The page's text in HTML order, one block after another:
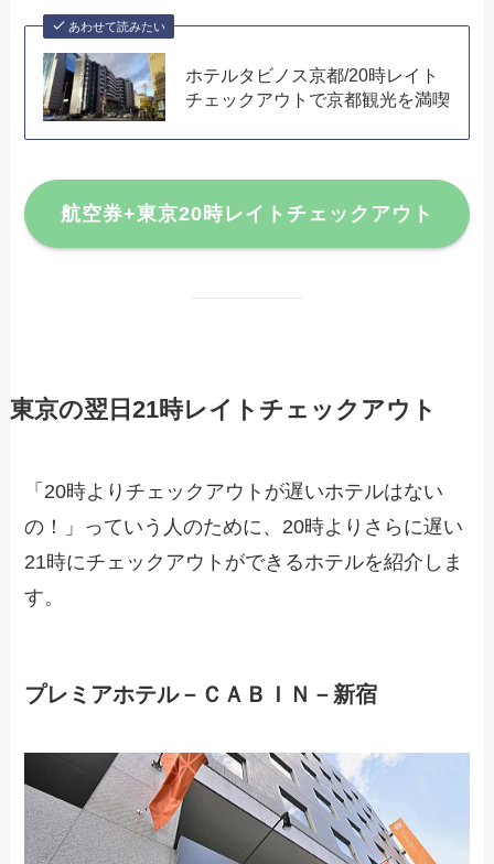
あわせて読みたい
ホテルタビノス京都/20時レイト
チェックアウトで京都観光を満喫
航空券+東京20時レイトチェックアウト
東京の翌日21時レイトチェックアウト
「20時よりチェックアウトが遅いホテルはない
の！」っていう人のために、20時よりさらに遅い
21時にチェックアウトができるホテルを紹介しま
す。
プレミアホテル－ＣＡＢＩＮ－新宿